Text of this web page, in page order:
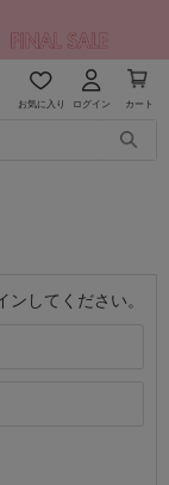
お気に入り ログイン カート
してください。